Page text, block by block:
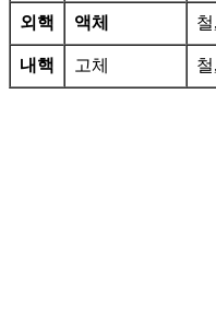
외핵 액체
내핵 고체